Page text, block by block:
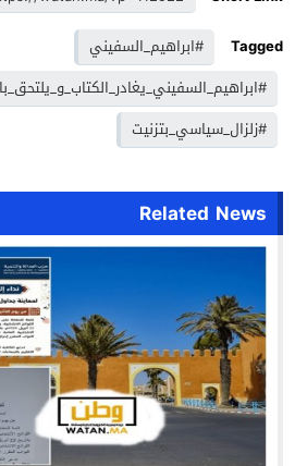
Tagged
#ابراهيم_السفيني
#زلزال_سياسي_بتزنيت
Related News